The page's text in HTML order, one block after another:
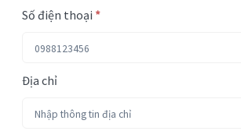
Số điện thoại *
Địa chỉ